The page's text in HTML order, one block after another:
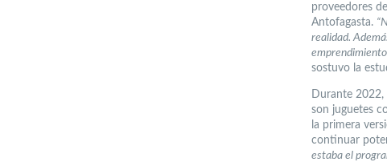
proveedores
Antofagasta.
realidad.
sostuvo la
Durante 2022,
son juguetes
la primera
continuar
estaba el